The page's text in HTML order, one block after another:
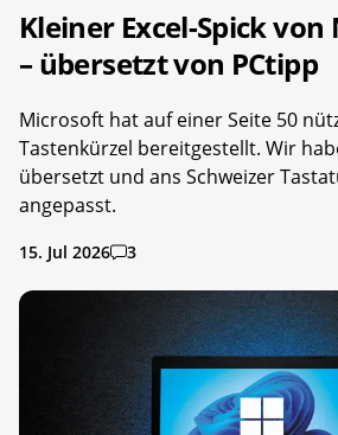
Kleiner Excel-Spick
– übersetzt von PCtipp
Microsoft hat auf einer Seite 50
Tastenkürzel bereitgestellt. Wir
übersetzt und ans Schweizer
angepasst.
15. Jul 2026 3